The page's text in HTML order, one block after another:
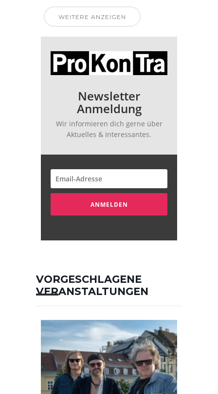
WEITERE ANZEIGEN
Newsletter
Anmeldung
Wir informieren dich gerne über
Aktuelles & Interessantes.
ANMELDEN
VORGESCHLAGENE
VERANSTALTUNGEN